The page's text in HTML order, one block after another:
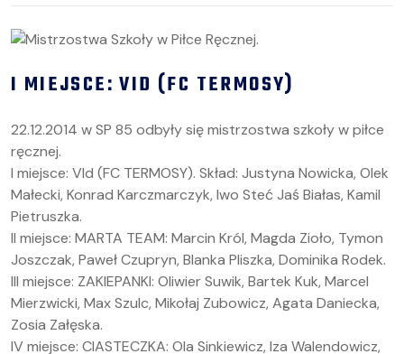
I MIEJSCE: VID (FC TERMOSY)
22.12.2014 w SP 85 odbyły się mistrzostwa szkoły w piłce
ręcznej.
I miejsce: VId (FC TERMOSY). Skład: Justyna Nowicka, Olek
Małecki, Konrad Karczmarczyk, Iwo Steć Jaś Białas, Kamil
Pietruszka.
II miejsce: MARTA TEAM: Marcin Król, Magda Zioło, Tymon
Joszczak, Paweł Czupryn, Blanka Pliszka, Dominika Rodek.
III miejsce: ZAKIEPANKI: Oliwier Suwik, Bartek Kuk, Marcel
Mierzwicki, Max Szulc, Mikołaj Zubowicz, Agata Daniecka,
Zosia Załęska.
IV miejsce: CIASTECZKA: Ola Sinkiewicz, Iza Walendowicz,